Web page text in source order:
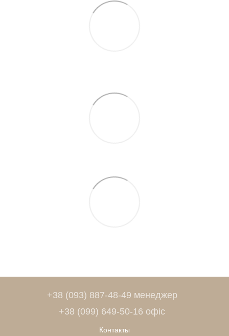
+38 (093) 887-48-49 менеджер
+38 (099) 649-50-16 офіс
Контакты